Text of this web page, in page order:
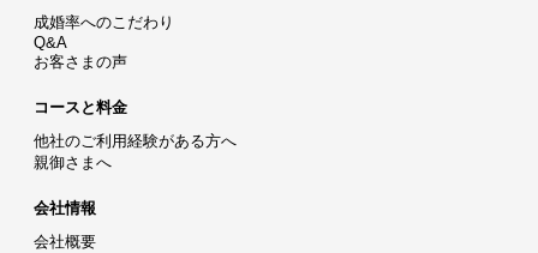
成婚率へのこだわり
Q&A
お客さまの声
コースと料金
他社のご利用経験がある方へ
親御さまへ
会社情報
会社概要